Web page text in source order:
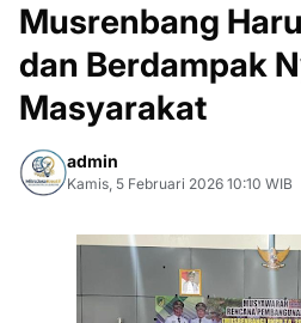
Musrenbang
dan Berdampak
Masyarakat
admin
Kamis, 5 Februari 2026 10:10 WIB